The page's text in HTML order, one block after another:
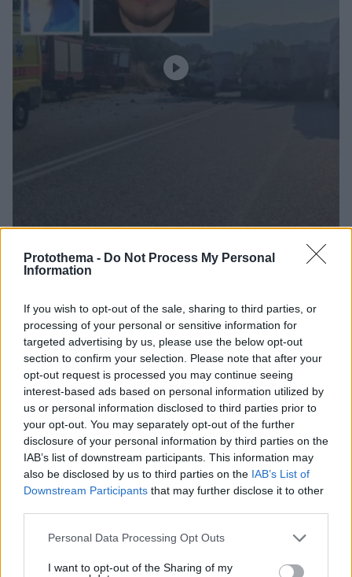
Protothema - Do Not Process My Personal
Information
If you wish to opt-out of the sale, sharing to third parties, or
processing of your personal or sensitive information for
targeted advertising by us, please use the below opt-out
section to confirm your selection. Please note that after your
opt-out request is processed you may continue seeing
interest-based ads based on personal information utilized by
us or personal information disclosed to third parties prior to
your opt-out. You may separately opt-out of the further
disclosure of your personal information by third parties on the
IAB’s list of downstream participants. This information may
also be disclosed by us to third parties on the IAB’s List of
Downstream Participants that may further disclose it to other
Please note that this website/app uses one or more Google
not limited to your visit or usage behaviour. You may click to
Personal Data Processing Opt Outs
I want to opt-out of the Sharing of my
Ο οδηγός του φορτηγού περιγράφει πώς έγινε το
δουλειά